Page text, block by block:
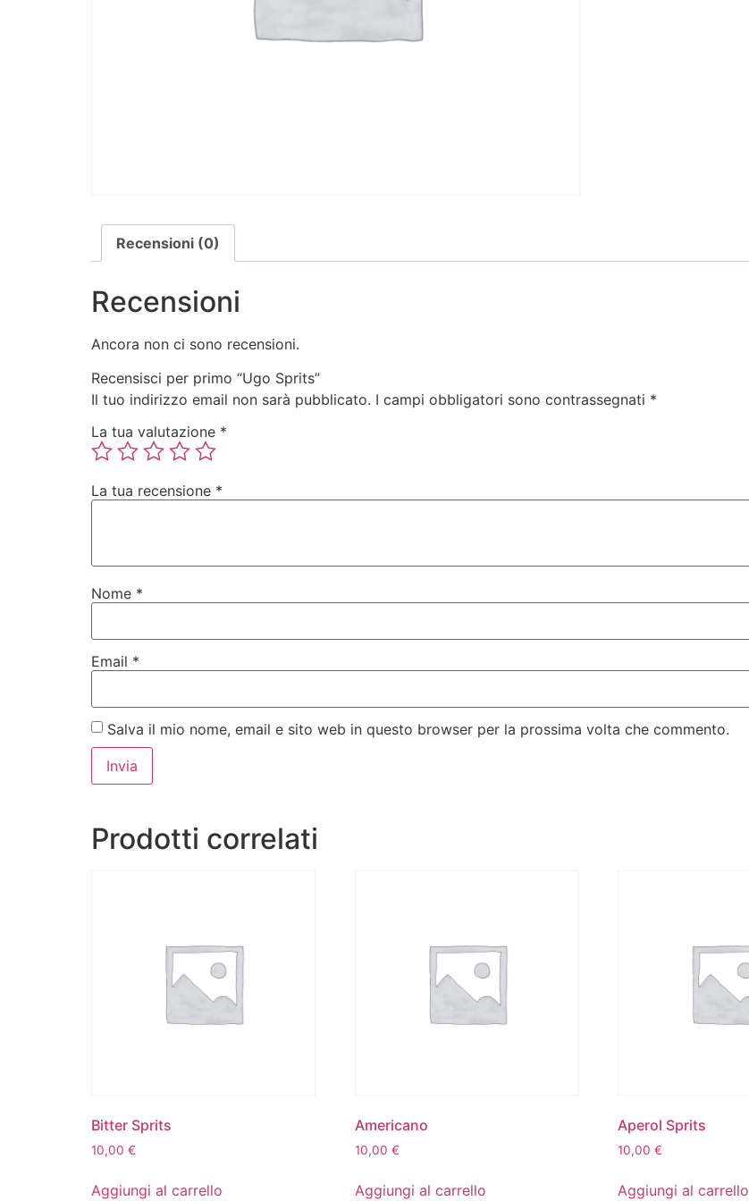
Recensioni (0)
Recensioni
Ancora non ci sono recensioni.
Recensisci per primo “Ugo Sprits”
Il tuo indirizzo email non sarà pubblicato. I campi obbligatori sono contrassegnati *
La tua valutazione *
La tua recensione *
Nome *
Email *
Salva il mio nome, email e sito web in questo browser per la prossima volta che commento.
Prodotti correlati
Bitter Sprits
10,00 €
Aggiungi al carrello
Americano
10,00 €
Aggiungi al carrello
Aperol Sprits
10,00€
Aggiungi al carrello